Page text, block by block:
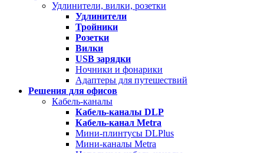
Удлинители, вилки, розетки
Удлинители
Тройники
Розетки
Вилки
USB зарядки
Ночники и фонарики
Адаптеры для путешествий
Решения для офисов
Кабель-каналы
Кабель-каналы DLP
Кабель-канал Metra
Мини-плинтусы DLPlus
Мини-каналы Metra